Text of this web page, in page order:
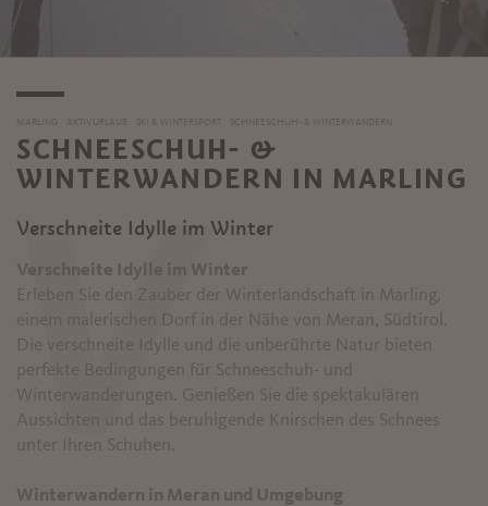
MARLING AKTIVURLAUB SKI & WINTERSPORT SCHNEESCHUH- & WINTERWANDERN
SCHNEESCHUH- &
WINTERWANDERN IN MARLING
Verschneite Idylle im Winter
Verschneite Idylle im Winter
Erleben Sie den Zauber der Winterlandschaft in Marling,
einem malerischen Dorf in der Nähe von Meran, Südtirol.
Die verschneite Idylle und die unberührte Natur bieten
perfekte Bedingungen für Schneeschuh- und
Winterwanderungen. Genießen Sie die spektakulären
Aussichten und das beruhigende Knirschen des Schnees
unter Ihren Schuhen.
Winterwandern in Meran und Umgebung